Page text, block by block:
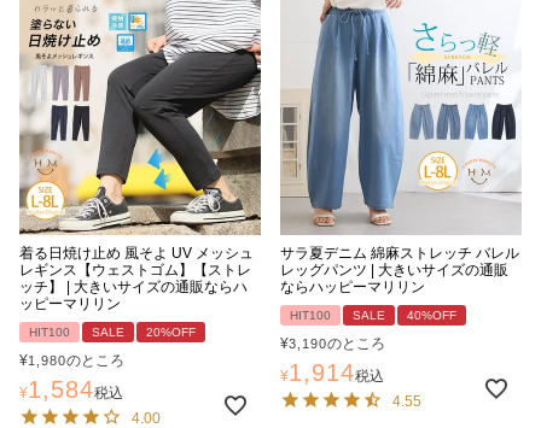
着る日焼け止め 風そよ UV メッシュ
レギンス【ウェストゴム】【ストレ
ッチ】 | 大きいサイズの通販ならハ
ッピーマリリン
HIT100 SALE 20%OFF
¥1,980のところ
¥1,584税込
4.00
サラ夏デニム 綿麻ストレッチ バレル
レッグパンツ | 大きいサイズの通販
ならハッピーマリリン
HIT100 SALE 40%OFF
¥3,190のところ
¥1,914税込
4.55